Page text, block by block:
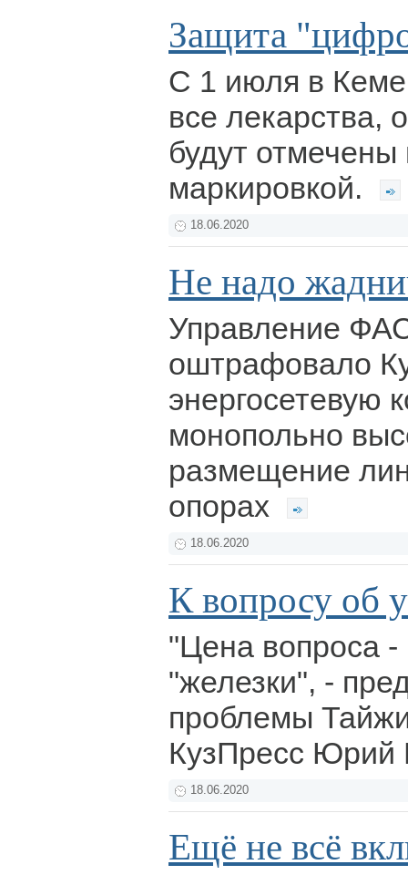
Защита
С 1 июля в
все лекарства,
будут
маркировкой.
18.06.2020
Не надо
Управление
оштрафовало
энергосетевую
монопольно
размещение
опорах
18.06.2020
К вопросу об
"Цена вопроса -
"железки", -
проблемы
КузПресс
18.06.2020
Ещё не всё